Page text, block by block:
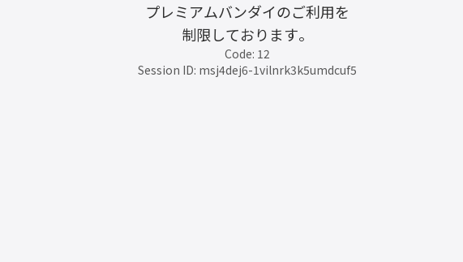
プレミアムバンダイのご利用を
制限しております。
Code: 12
Session ID: msj4dej6-1vilnrk3k5umdcuf5